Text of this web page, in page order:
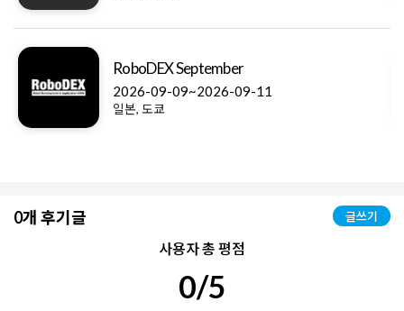
Green Cross Expo Nagoya
2026-09-16~2026-09-18
0개 후기글 글쓰기
사용자 총 평점
0/5